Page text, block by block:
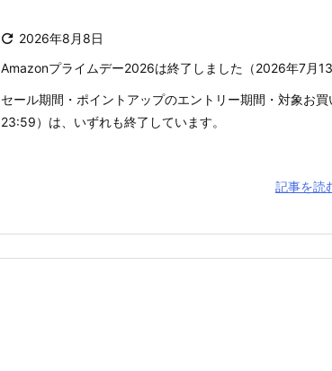
 2026年8月8日
Amazonプライムデー2026は終了しました（2026年7月
セール期間・ポイントアップのエントリー期間・対象お
23:59）は、いずれも終了しています。
記事を読